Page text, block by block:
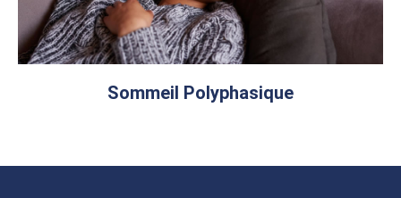
Sommeil Polyphasique